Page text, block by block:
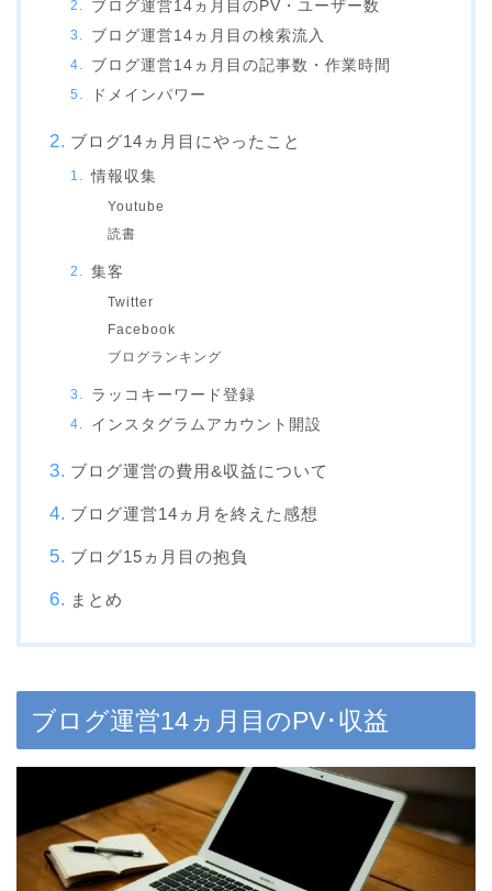
ブログ運営14ヵ月目のPV・ユーザー数
ブログ運営14ヵ月目の検索流入
ブログ運営14ヵ月目の記事数・作業時間
ドメインパワー
ブログ14ヵ月目にやったこと
情報収集
Youtube
読書
集客
Twitter
Facebook
ブログランキング
ラッコキーワード登録
インスタグラムアカウント開設
ブログ運営の費用&収益について
ブログ運営14ヵ月を終えた感想
ブログ15ヵ月目の抱負
まとめ
ブログ運営14ヵ月目のPV･収益